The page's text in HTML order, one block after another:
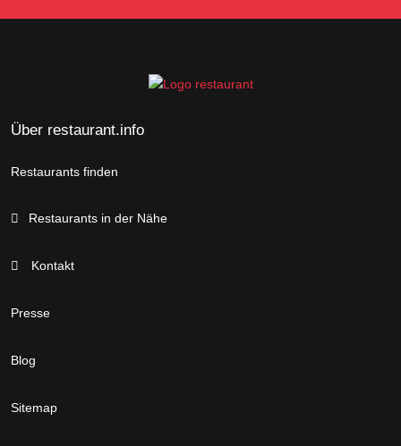
Über restaurant.info
Restaurants finden
Restaurants in der Nähe
Kontakt
Presse
Blog
Sitemap